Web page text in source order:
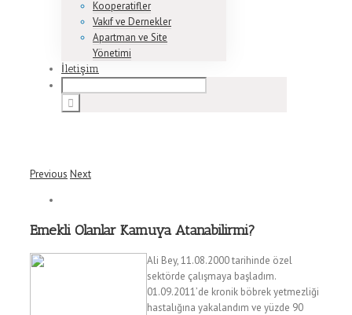
Kooperatifler
Vakıf ve Dernekler
Apartman ve Site
Yönetimi
İletişim
Previous Next
Emekli Olanlar Kamuya Atanabilirmi?
Ali Bey, 11.08.2000 tarihinde özel
sektörde çalışmaya başladım.
01.09.2011’de kronik böbrek yetmezliği
hastalığına yakalandım ve yüzde 90